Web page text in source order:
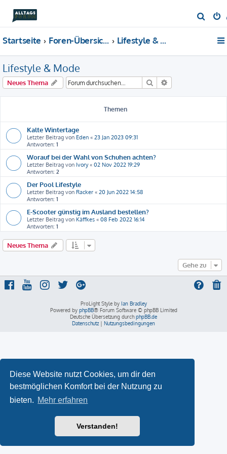
Diese Website nutzt Cookies, um dir den
bestmöglichen Komfort bei der Nutzung zu
bieten. Mehr erfahren
Verstanden!
u
Startseite Foren-Übersicht Lifestyle & Mode
Lifestyle & Mode
Neues Thema Suche
Themen
Kalte Wintertage
Letzter Beitrag von Eden « 23 Jan 2023 09:31
Antworten: 1
Worauf bei der Wahl von Schuhen achten?
Letzter Beitrag von Ivory« 02 Nov 2022 19:29
Antworten: 2
Der Pool Lifestyle
Letzter Beitrag von Racker « 20 Jun 2022 14:58
Antworten: 1
E-Scooter günstig im Ausland bestellen?
Letzter Beitrag von Käffkes « 08 Feb 2022 16:14
Antworten: 1
Neues Thema
Gehe zu
ProLight Style by Ian Bradley
Powered by phpBB® Forum Software © phpBB Limited
Deutsche Übersetzung durch phpBB.de
Datenschutz | Nutzungsbedingungen